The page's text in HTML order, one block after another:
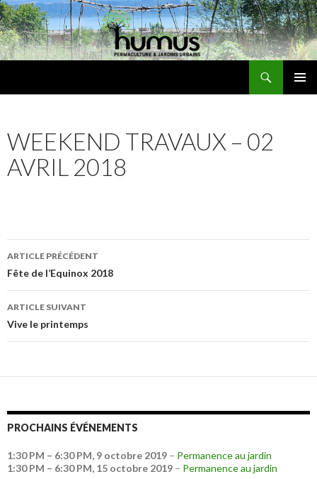
WEEKEND TRAVAUX – 02
AVRIL 2018
Navigation
des
articles
ARTICLE PRÉCÉDENT
Fête de l’Equinox 2018
ARTICLE SUIVANT
Vive le printemps
PROCHAINS ÉVÉNEMENTS
1:30 PM – 6:30 PM, 9 octobre 2019 – Permanence au jardin
1:30 PM – 6:30 PM, 15 octobre 2019 – Permanence au jardin